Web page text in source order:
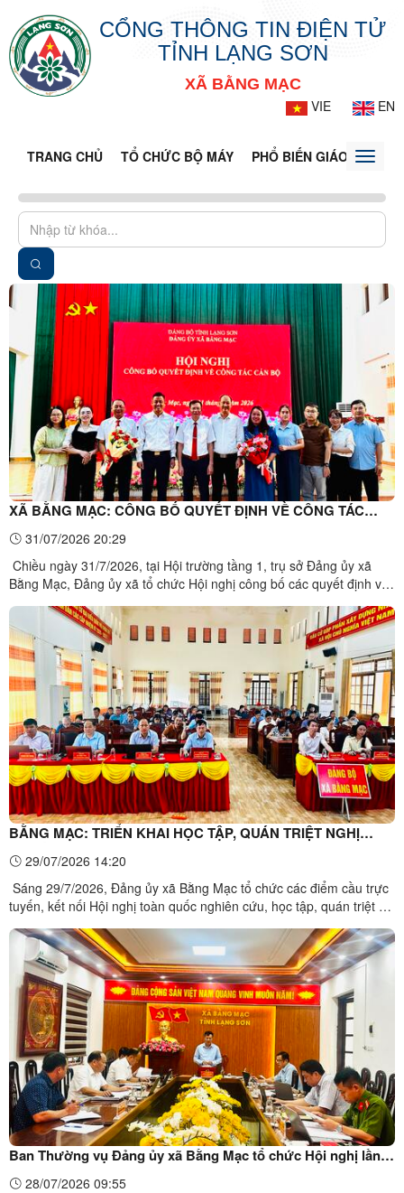
CỔNG THÔNG TIN ĐIỆN TỬ
TỈNH LẠNG SƠN
XÃ BẰNG MẠC
VIE
EN
TRANG CHỦ TỔ CHỨC BỘ MÁY PHỔ BIẾN GIÁO DỤCToggle
XÃ BẰNG MẠC: CÔNG BỐ QUYẾT ĐỊNH VỀ CÔNG TÁC
CÁN BỘ
31/07/2026 20:29
Chiều ngày 31/7/2026, tại Hội trường tầng 1, trụ sở Đảng ủy xã
Bằng Mạc, Đảng ủy xã tổ chức Hội nghị công bố các quyết định về
Đảng ủy, Chủ tịch HĐND xã; đại diện lãnh đạo HĐND, UBND, Ủy
ban MTTQ Việt Nam xã; lãnh đạo Ban Xây dựng ...
BẰNG MẠC: TRIỂN KHAI HỌC TẬP, QUÁN TRIỆT NGHỊ
QUYẾT HỘI NGHỊ TRUNG ƯƠNG 3 KHÓA XIV
29/07/2026 14:20
Sáng 29/7/2026, Đảng ủy xã Bằng Mạc tổ chức các điểm cầu trực
tuyến, kết nối Hội nghị toàn quốc nghiên cứu, học tập, quán triệt và
ương Đảng khóa XIV.Đồng chí Bí thư Đảng ủy, Chủ tịch HĐND xã
Bằng Mạc chủ trì điểm cầu tại trụ sở Đảng ủy ...
Ban Thường vụ Đảng ủy xã Bằng Mạc tổ chức Hội nghị lần
thứ 17, khóa I, nhiệm kỳ 2025 - 2030
28/07/2026 09:55